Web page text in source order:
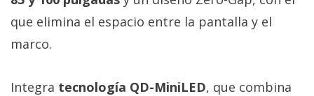
que elimina el espacio entre la pantalla y el
marco.
Integra tecnología QD-MiniLED, que combina